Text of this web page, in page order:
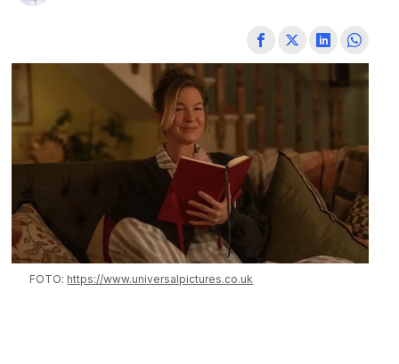
FOTO: https://www.universalpictures.co.uk